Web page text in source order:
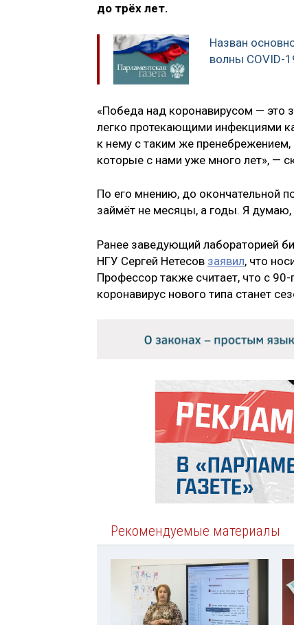
до трёх лет.
Назван
волны COVID-
«Победа над коронавирусом — это
легко протекающими инфекциями
к нему с таким же
которые с нами уже много лет», —
По его мнению, до окончательной
займёт не месяцы, а годы. Я думаю,
Ранее заведующий лабораторией
НГУ Сергей Нетесов заявил, что
Профессор также считает, что с
коронавирус нового типа станет
Рекомендуемые материалы